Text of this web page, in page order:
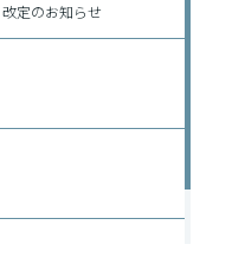
定のお知らせ